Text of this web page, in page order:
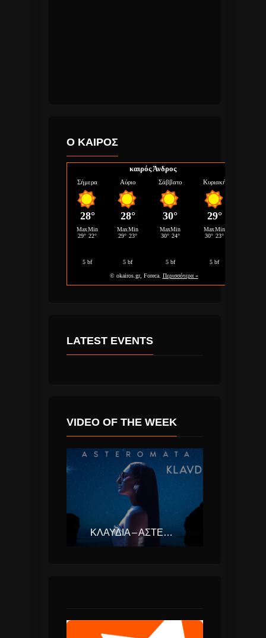
Ο ΚΑΙΡΟΣ
καιρός Άνδρος
LATEST EVENTS
VIDEO OF THE WEEK
ΚΛΑΥΔΊΑ – ΑΣΤΕΡΟΜΆΤΑ (EUROVISION ΕΛΛΆΔΑ 2025)